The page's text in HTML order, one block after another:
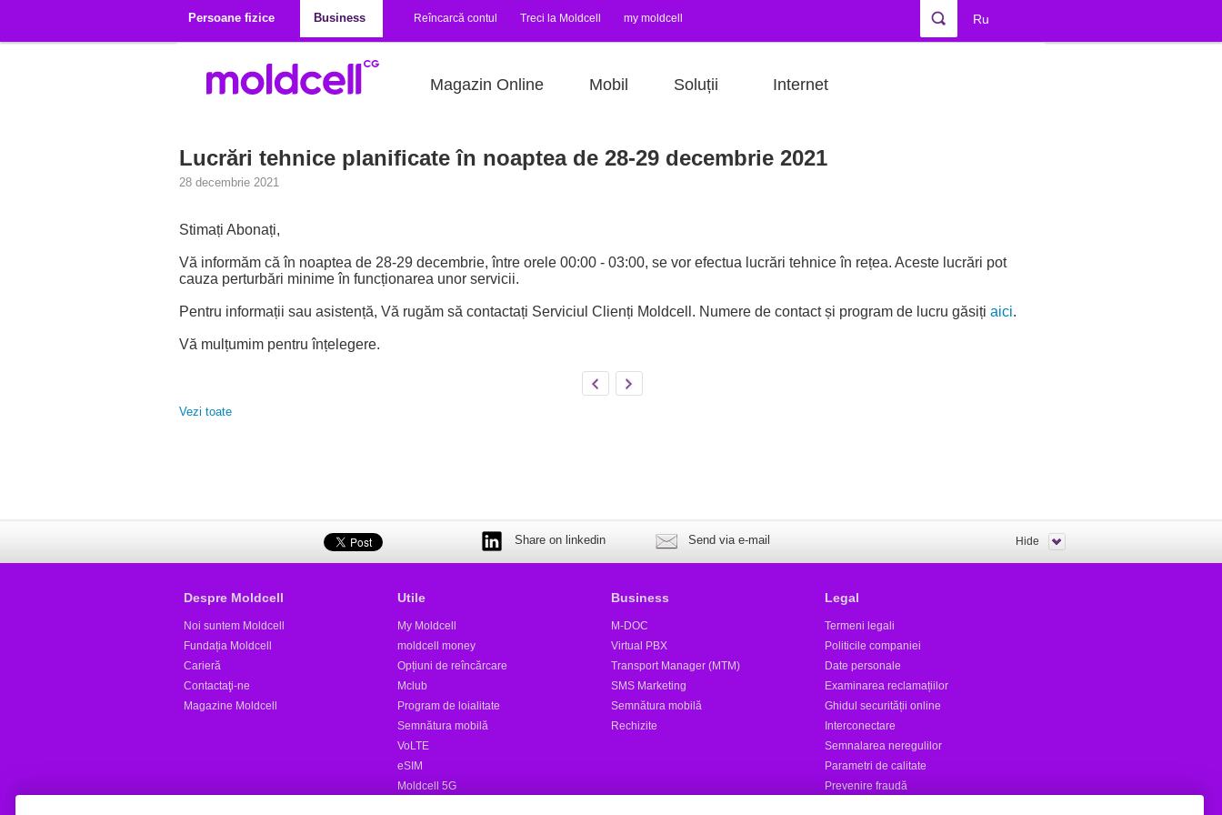
Persoane fizice
Business Reîncarcă contul Treci la Moldcell my moldcell Ru
Magazin Online Mobil Soluții Internet
Lucrări tehnice planificate în noaptea de 28-29 decembrie 2021
28 decembrie 2021
Stimați Abonați,
Vă informăm că în noaptea de 28-29 decembrie, între orele 00:00 - 03:00, se vor efectua lucrări tehnice în rețea. Aceste lucrări pot
cauza perturbări minime în funcționarea unor servicii.
Pentru informații sau asistență, Vă rugăm să contactați Serviciul Clienți Moldcell. Numere de contact și program de lucru găsiți aici.
Vă mulțumim pentru înțelegere.
Vezi toate
Share on linkedin Send via e-mail Hide
Despre Moldcell
Noi suntem Moldcell
Fundația Moldcell
Carieră
Contactaţi-ne
Magazine Moldcell
Utile
My Moldcell
moldcell money
Opțiuni de reîncărcare
Mclub
Program de loialitate
Semnătura mobilă
VoLTE
eSIM
Moldcell 5G
Business
M-DOC
Virtual PBX
Transport Manager (MTM)
SMS Marketing
Semnătura mobilă
Rechizite
Legal
Termeni legali
Politicile companiei
Date personale
Examinarea reclamațiilor
Ghidul securității online
Interconectare
Semnalarea neregulilor
Parametri de calitate
Prevenire fraudă